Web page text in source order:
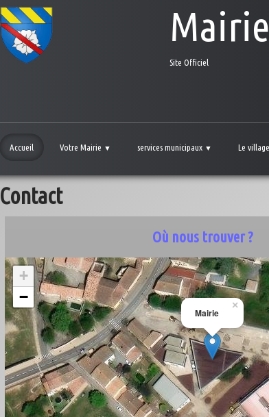
Site Officiel
Accueil Votre Mairie ▼ services municipaux ▼ Le village
Contact
Où nous trouver ?
Mairie
×
+
−